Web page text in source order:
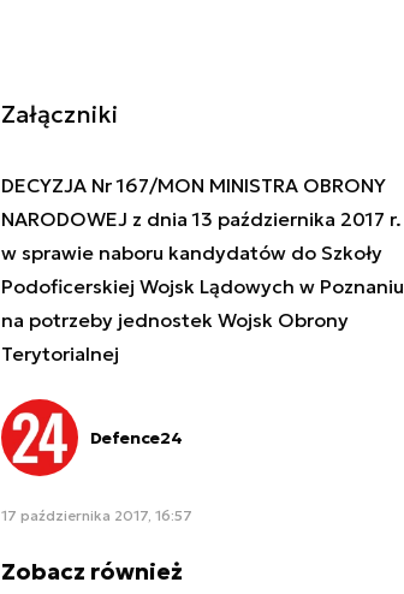
Załączniki
DECYZJA Nr 167/MON MINISTRA OBRONY
NARODOWEJ z dnia 13 października 2017 r.
w sprawie naboru kandydatów do Szkoły
Podoficerskiej Wojsk Lądowych w Poznaniu
na potrzeby jednostek Wojsk Obrony
Terytorialnej
Defence24
17 października 2017, 16:57
Zobacz również